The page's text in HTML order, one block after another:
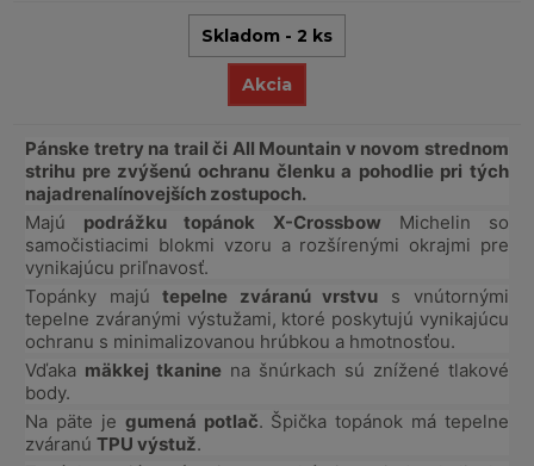
Skladom - 2 ks
Akcia
Pánske tretry na trail či All Mountain v novom strednom
strihu pre zvýšenú ochranu členku a pohodlie pri tých
najadrenalínovejších zostupoch.
Majú
podrážku topánok X-Crossbow
Michelin so
samočistiacimi blokmi vzoru a rozšírenými okrajmi pre
vynikajúcu priľnavosť.
Topánky majú tepelne zváranú vrstvu
s vnútornými
tepelne zváranými výstužami, ktoré poskytujú vynikajúcu
ochranu s minimalizovanou hrúbkou a hmotnosťou.
Vďaka mäkkej tkanine na šnúrkach sú znížené tlakové
body.
Na päte je gumená potlač. Špička topánok má tepelne
zváranú TPU výstuž.